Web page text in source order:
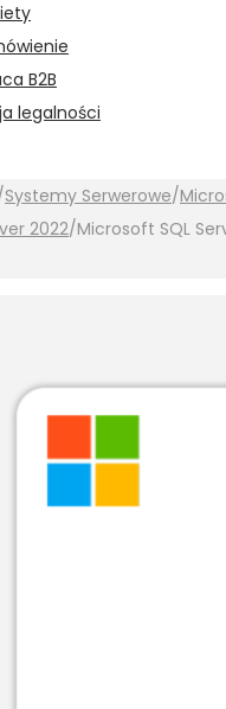
B2B
legalności
Systemy Serwerowe/
2022/Microsoft SQL